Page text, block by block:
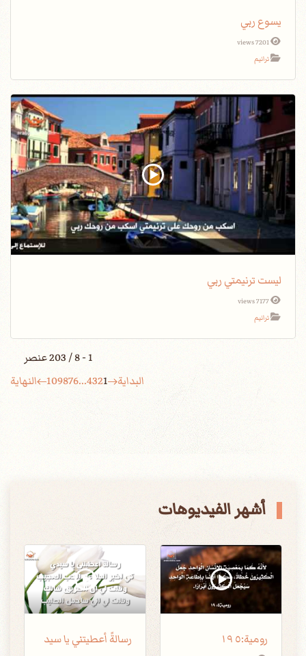
يسوع ربي
7201 views
ترانيم
ليست ترنيمتي ربي
7177 views
ترانيم
1 - 8 / 203 عنصر
البداية
1
2
3
4
...
6
7
8
9
10 النهاية
أشهر الفيديوهات
رسالةً أعطيتني يا سيد